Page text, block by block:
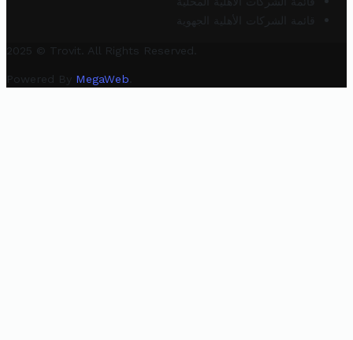
قائمة الشركات الأهلية الجهوية
2025 © Trovit. All Rights Reserved.
Powered By MegaWeb